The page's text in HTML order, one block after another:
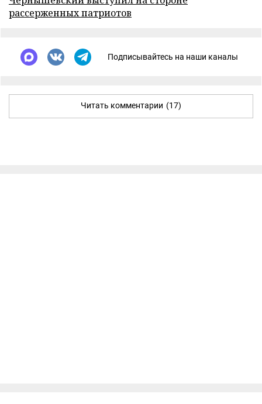
рассерженных патриотов
Подписывайтесь на наши каналы
Читать комментарии (17)